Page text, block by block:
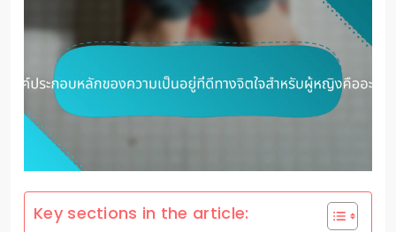
Key sections in the article: